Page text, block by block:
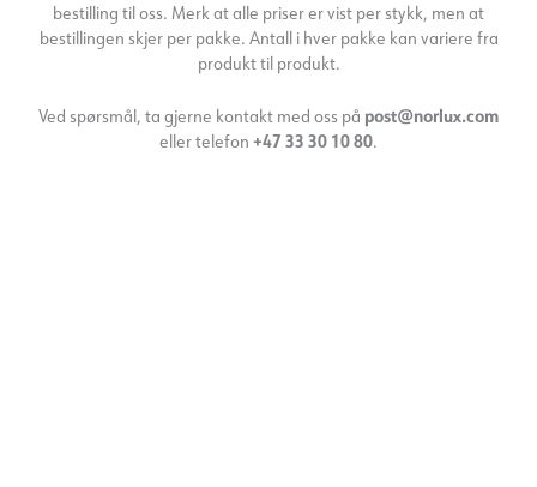
bestilling til oss. Merk at alle priser er vist per stykk, men at
bestillingen skjer per pakke. Antall i hver pakke kan variere fra
produkt til produkt.
Ved spørsmål, ta gjerne kontakt med oss på post@norlux.com
eller telefon +47 33 30 10 80.